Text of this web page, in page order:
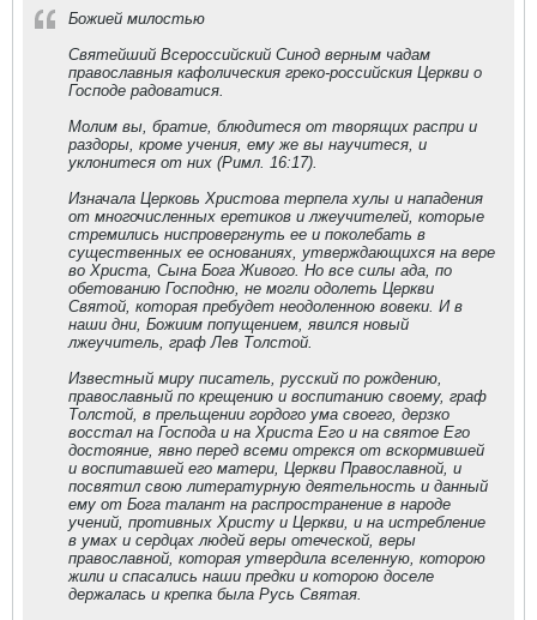
Божией милостью
Святейший Всероссийский Синод верным чадам
православныя кафолическия греко-российския Церкви о
Господе радоватися.
Молим вы, братие, блюдитеся от творящих распри и
раздоры, кроме учения, ему же вы научитеся, и
уклонитеся от них (Римл. 16:17).
Изначала Церковь Христова терпела хулы и нападения
от многочисленных еретиков и лжеучителей, которые
стремились ниспровергнуть ее и поколебать в
существенных ее основаниях, утверждающихся на вере
во Христа, Сына Бога Живого. Но все силы ада, по
обетованию Господню, не могли одолеть Церкви
Святой, которая пребудет неодоленною вовеки. И в
наши дни, Божиим попущением, явился новый
лжеучитель, граф Лев Толстой.
Известный миру писатель, русский по рождению,
православный по крещению и воспитанию своему, граф
Толстой, в прельщении гордого ума своего, дерзко
восстал на Господа и на Христа Его и на святое Его
достояние, явно перед всеми отрекся от вскормившей
и воспитавшей его матери, Церкви Православной, и
посвятил свою литературную деятельность и данный
ему от Бога талант на распространение в народе
учений, противных Христу и Церкви, и на истребление
в умах и сердцах людей веры отеческой, веры
православной, которая утвердила вселенную, которою
жили и спасались наши предки и которою доселе
держалась и крепка была Русь Святая.